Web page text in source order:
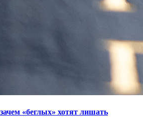
«беглых» хотят лишать